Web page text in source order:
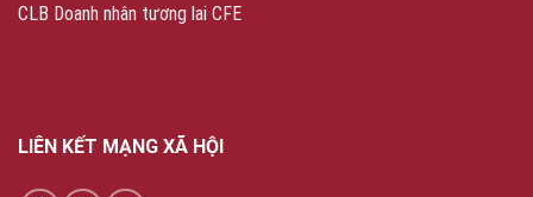
CLB Doanh nhân tương lai CFE
LIÊN KẾT MẠNG XÃ HỘI